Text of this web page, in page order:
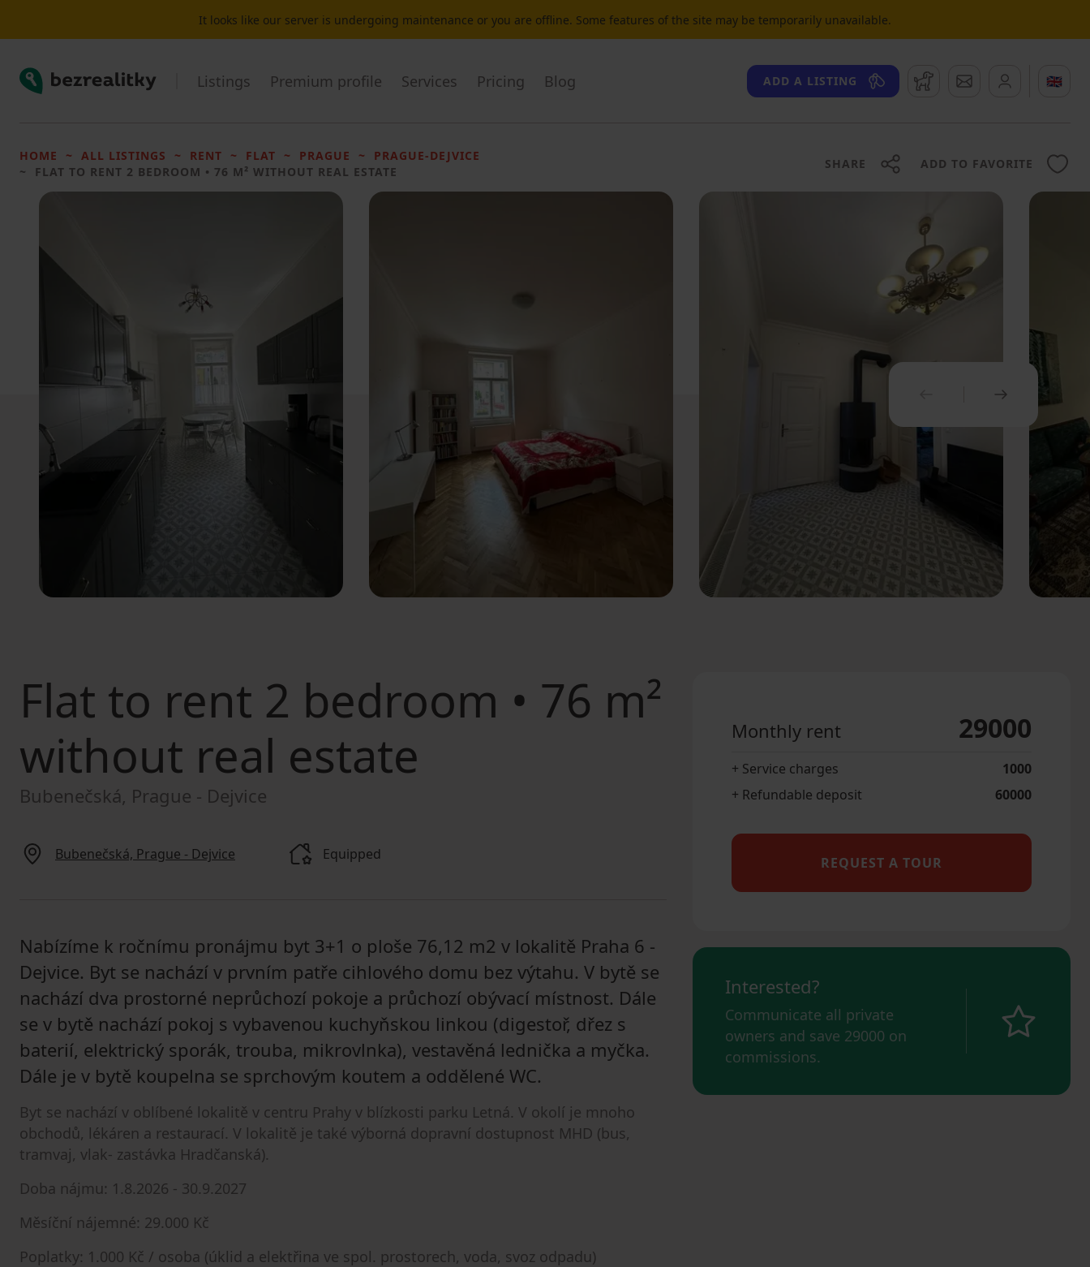
It looks like our server is undergoing maintenance or you are offline. Some features of the site may be temporarily unavailable.
Bezrealitky Listings Premium profile Services Pricing Blog ADD A LISTING WatchdogMessages 🇬🇧
HOME ALL LISTINGS RENT FLAT PRAGUE
PRAGUE-DEJVICE
FLAT TO RENT 2 BEDROOM • 76 M² WITHOUT REAL ESTATE
SHARE ADD TO FAVORITE
PREVIOUS NEXT
Flat to rent 2 bedroom • 76 m²
without real estate
Bubenečská, Prague - Dejvice
Bubenečská, Prague - Dejvice Equipped
Nabízíme k ročnímu pronájmu byt 3+1 o ploše 76,12 m2 v lokalitě Praha 6 -
Dejvice. Byt se nachází v prvním patře cihlového domu bez výtahu. V bytě se
nachází dva prostorné neprůchozí pokoje a průchozí obývací místnost. Dále
se v bytě nachází pokoj s vybavenou kuchyňskou linkou (digestoř, dřez s
baterií, elektrický sporák, trouba, mikrovlnka), vestavěná lednička a myčka.
Dále je v bytě koupelna se sprchovým koutem a oddělené WC.
Byt se nachází v oblíbené lokalitě v centru Prahy v blízkosti parku Letná. V okolí je mnoho
obchodů, lékáren a restaurací. V lokalitě je také výborná dopravní dostupnost MHD (bus,
tramvaj, vlak- zastávka Hradčanská).
Doba nájmu: 1.8.2026 - 30.9.2027
Měsíční nájemné: 29.000 Kč
Poplatky: 1.000 Kč / osoba (úklid a elektřina ve spol. prostorech, voda, svoz odpadu)
Monthly rent 29000
+ Service charges
1000
+ Refundable deposit
60000
REQUEST A TOUR
Interested?
Communicate all private
owners and save 29000 on
commissions.